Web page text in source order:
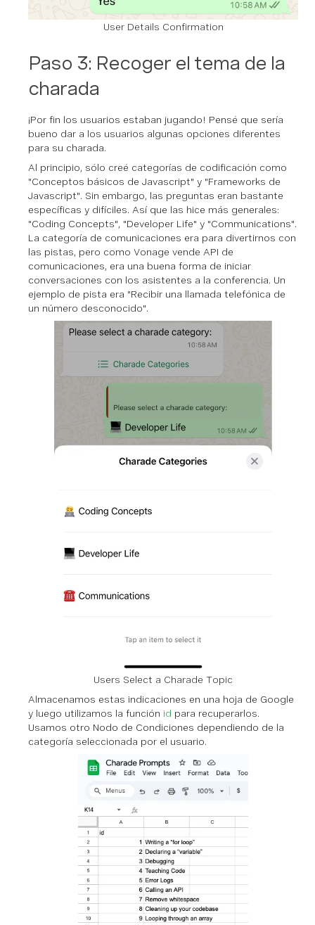
User Details Confirmation
Paso 3: Recoger el tema de la
charada
¡Por fin los usuarios estaban jugando! Pensé que sería
bueno dar a los usuarios algunas opciones diferentes
para su charada.
Al principio, sólo creé categorías de codificación como
"Conceptos básicos de Javascript" y "Frameworks de
Javascript". Sin embargo, las preguntas eran bastante
específicas y difíciles. Así que las hice más generales:
"Coding Concepts", "Developer Life" y "Communications".
La categoría de comunicaciones era para divertirnos con
las pistas, pero como Vonage vende API de
comunicaciones, era una buena forma de iniciar
conversaciones con los asistentes a la conferencia. Un
ejemplo de pista era "Recibir una llamada telefónica de
un número desconocido".
Users Select a Charade Topic
Almacenamos estas indicaciones en una hoja de Google
y luego utilizamos la función id para recuperarlos.
Usamos otro Nodo de Condiciones dependiendo de la
categoría seleccionada por el usuario.